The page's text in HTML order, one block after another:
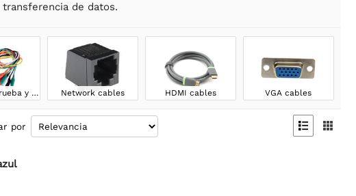
de datos.
Cables de prueba y cables de prueba Network cables HDMI cables VGA cables
por  